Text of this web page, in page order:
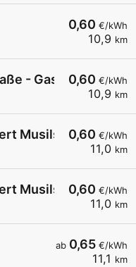
0,60 €/kWh
10,9 km
0,60 €/kWh
10,9 km
- Gasthof Feichter
0,60 €/kWh
11,0 km
Musilstraße
0,60 €/kWh
11,0 km
Musilstraße
ab 0,65 €/kWh
11,1 km